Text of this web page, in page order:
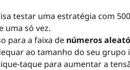
testar uma estratégia com
uma só vez.
para a faixa de números
ao tamanho do seu grupo
taque para aumentar a